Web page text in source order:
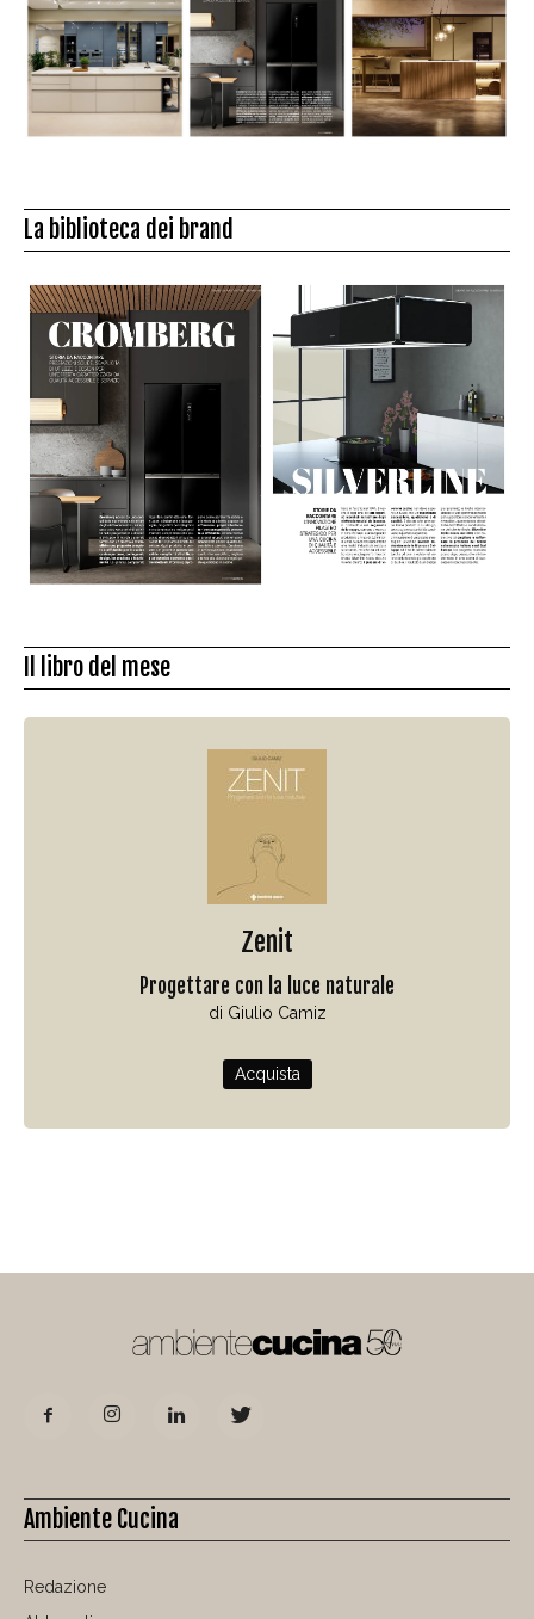
La biblioteca dei brand
Il libro del mese
Zenit
Progettare con la luce naturale
di Giulio Camiz
Acquista
Ambiente Cucina
Redazione